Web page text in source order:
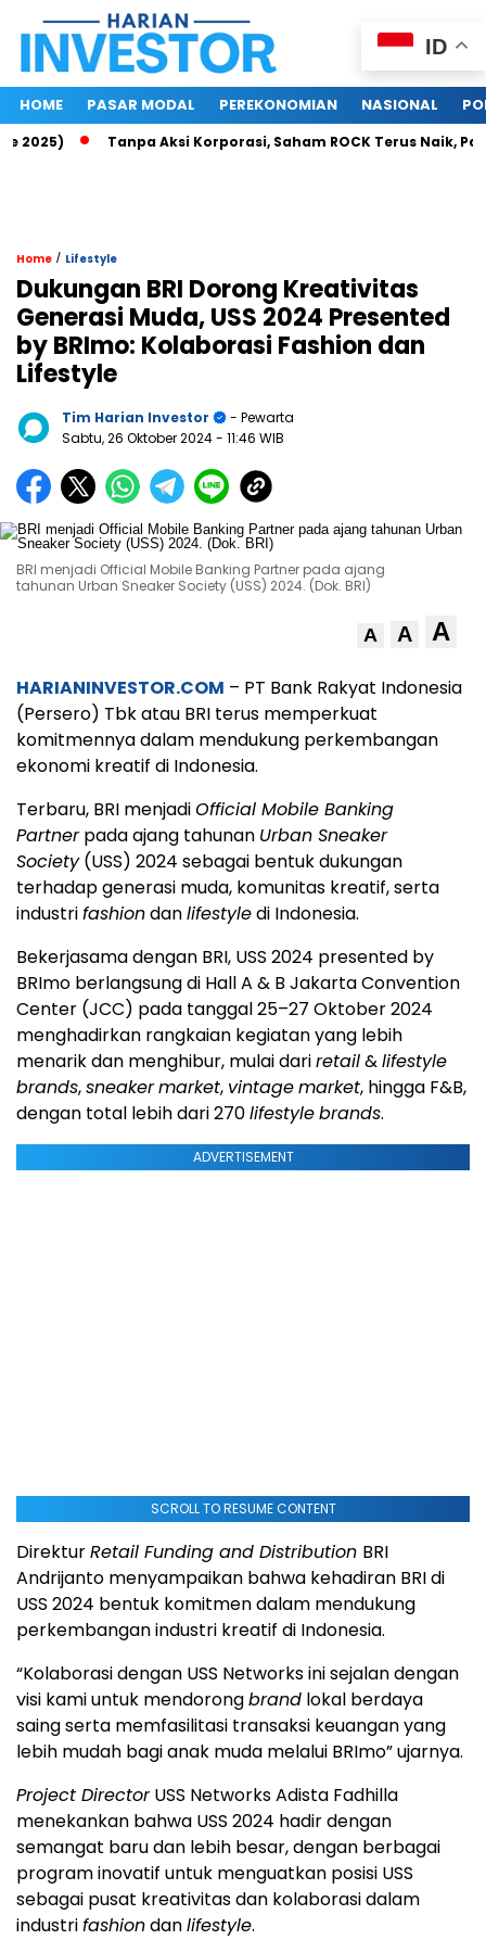
HOME PASAR MODAL PEREKONOMIAN NASIONAL
Tanpa Aksi Korporasi, Saham ROCK Terus Naik, Pasar
Home / Lifestyle
Dukungan BRI Dorong Kreativitas
Generasi Muda, USS 2024 Presented
by BRImo: Kolaborasi Fashion dan
Lifestyle
Tim Harian Investor
- Pewarta
Sabtu, 26 Oktober 2024- 11:46 WIB
BRI menjadi Official Mobile Banking Partner pada ajang
tahunan Urban Sneaker Society (USS) 2024. (Dok. BRI)
A A A
HARIANINVESTOR.COM – PT Bank Rakyat Indonesia
(Persero) Tbk atau BRI terus memperkuat
komitmennya dalam mendukung perkembangan
ekonomi kreatif di Indonesia.
Terbaru, BRI menjadiOfficial Mobile Banking
Partnerpada ajang tahunan Urban Sneaker
Society(USS) 2024 sebagai bentuk dukungan
terhadap generasi muda, komunitas kreatif, serta
industrifashiondanlifestyledi Indonesia.
Bekerjasama dengan BRI, USS 2024 presented by
BRImo berlangsung di Hall A & B Jakarta Convention
Center (JCC) pada tanggal 25–27 Oktober 2024
menghadirkan rangkaian kegiatan yang lebih
menarik dan menghibur, mulai dariretail&lifestyle
brands,sneakermarket, vintagemarket, hingga F&B,
dengan total lebih dari 270lifestylebrands.
ADVERTISEMENT
SCROLL TO RESUME CONTENT
DirekturRetail Funding and Distribution BRI
Andrijanto menyampaikan bahwa kehadiran BRI di
USS 2024 bentuk komitmen dalam mendukung
perkembangan industri kreatif di Indonesia.
“Kolaborasi dengan USS Networks ini sejalan dengan
visi kami untuk mendorongbrand lokal berdaya
saing serta memfasilitasi transaksi keuangan yang
lebih mudah bagi anak muda melalui BRImo” ujarnya.
Project DirectorUSS Networks Adista Fadhilla
menekankan bahwa USS 2024 hadir dengan
semangat baru dan lebih besar, dengan berbagai
program inovatif untuk menguatkan posisi USS
sebagai pusat kreativitas dan kolaborasi dalam
industrifashiondanlifestyle.
ID